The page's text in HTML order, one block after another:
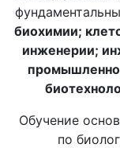
биохимии;
инженерии;
Обучение
по